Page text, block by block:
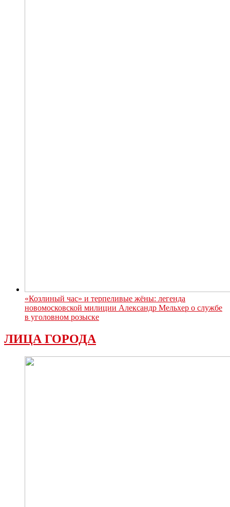
«Козлиный час» и терпеливые жёны: легенда
новомосковской милиции Александр Мельхер о службе
в уголовном розыске
ЛИЦА ГОРОДА